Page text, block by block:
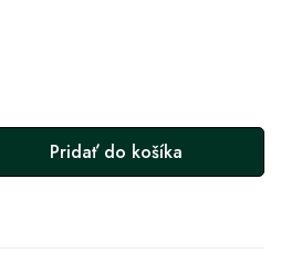
Pridať do košíka